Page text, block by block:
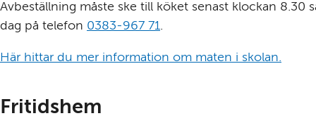
Avbeställning måste ske till köket senast klockan 8.30
dag på telefon 0383-967 71
Här hittar du mer information om maten i skolan.
Fritidshem